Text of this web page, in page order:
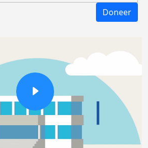
Doneer